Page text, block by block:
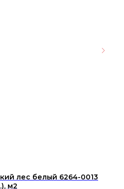
лес белый 6264-0013
м2